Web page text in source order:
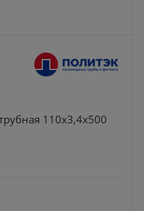
110х3,4х500